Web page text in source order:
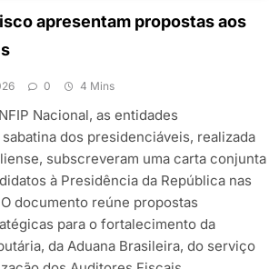
apresentam propostas aos
0 4 Mins
Nacional, as entidades
dos presidenciáveis, realizada
subscreveram uma carta conjunta
à Presidência da República nas
documento reúne propostas
para o fortalecimento da
da Aduana Brasileira, do serviço